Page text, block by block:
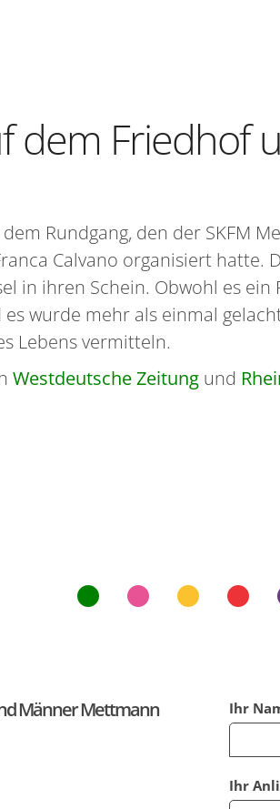
dem Friedhof
Rundgang, den der SKFM
Calvano organisiert hatte.
in ihren Schein. Obwohl es
wurde mehr als einmal
Lebens vermitteln.
Westdeutsche Zeitungund
Männer Mettmann
Ihr
Ihr